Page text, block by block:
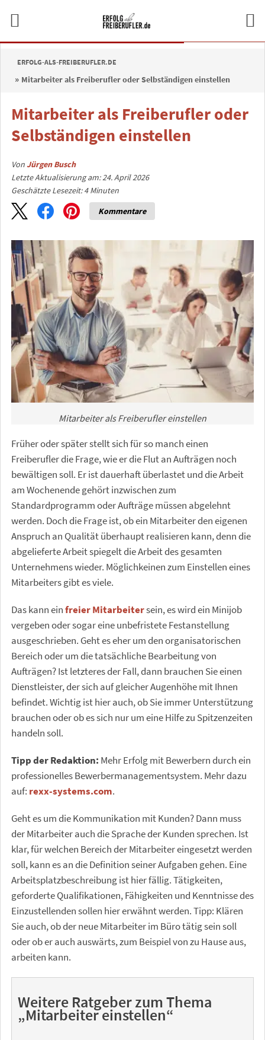
ERFOLG-ALS-FREIBERUFLER.DE
Mitarbeiter als Freiberufler oder Selbständigen einstellen
Mitarbeiter als Freiberufler oder
Selbständigen einstellen
VonJürgen Busch
Letzte Aktualisierung am: 24. April 2026
Geschätzte Lesezeit:4 Minuten
Kommentare
Mitarbeiter als Freiberufler einstellen
Früher oder später stellt sich für so manch einen
Freiberufler die Frage, wie er die Flut an Aufträgen noch
bewältigen soll. Er ist dauerhaft überlastet und die Arbeit
am Wochenende gehört inzwischen zum
Standardprogramm oder Aufträge müssen abgelehnt
werden. Doch die Frage ist, ob ein Mitarbeiter den eigenen
Anspruch an Qualität überhaupt realisieren kann, denn die
abgelieferte Arbeit spiegelt die Arbeit des gesamten
Unternehmens wieder. Möglichkeinen zum Einstellen eines
Mitarbeiters gibt es viele.
Das kann einfreier Mitarbeitersein, es wird ein Minijob
vergeben oder sogar eine unbefristete Festanstellung
ausgeschrieben. Geht es eher um den organisatorischen
Bereich oder um die tatsächliche Bearbeitung von
Aufträgen? Ist letzteres der Fall, dann brauchen Sie einen
Dienstleister, der sich auf gleicher Augenhöhe mit Ihnen
befindet. Wichtig ist hier auch, ob Sie immer Unterstützung
brauchen oder ob es sich nur um eine Hilfe zu Spitzenzeiten
handeln soll.
Tipp der Redaktion: Mehr Erfolg mit Bewerbern durch ein
professionelles Bewerbermanagementsystem. Mehr dazu
auf: rexx-systems.com.
Geht es um die Kommunikation mit Kunden? Dann muss
der Mitarbeiter auch die Sprache der Kunden sprechen. Ist
klar, für welchen Bereich der Mitarbeiter eingesetzt werden
soll, kann es an die Definition seiner Aufgaben gehen. Eine
Arbeitsplatzbeschreibung ist hier fällig. Tätigkeiten,
geforderte Qualifikationen, Fähigkeiten und Kenntnisse des
Einzustellenden sollen hier erwähnt werden. Tipp: Klären
Sie auch, ob der neue Mitarbeiter im Büro tätig sein soll
oder ob er auch auswärts, zum Beispiel von zu Hause aus,
arbeiten kann.
Weitere Ratgeber zum Thema
„Mitarbeiter einstellen“